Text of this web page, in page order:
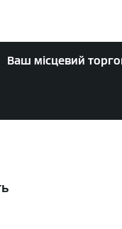
Ваш місцевий